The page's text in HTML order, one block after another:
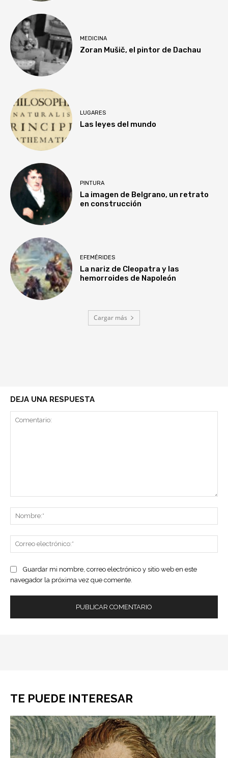
MEDICINA
Zoran Mušič, el pintor de Dachau
LUGARES
Las leyes del mundo
PINTURA
La imagen de Belgrano, un retrato
en construcción
EFEMÉRIDES
La nariz de Cleopatra y las
hemorroides de Napoleón
Cargar más
DEJA UNA RESPUESTA
Guardar mi nombre, correo electrónico y sitio web en este
navegador la próxima vez que comente.
TE PUEDE INTERESAR